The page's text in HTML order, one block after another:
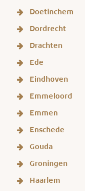
Doetinchem
Dordrecht
Drachten
Ede
Eindhoven
Emmeloord
Emmen
Enschede
Gouda
Groningen
Haarlem